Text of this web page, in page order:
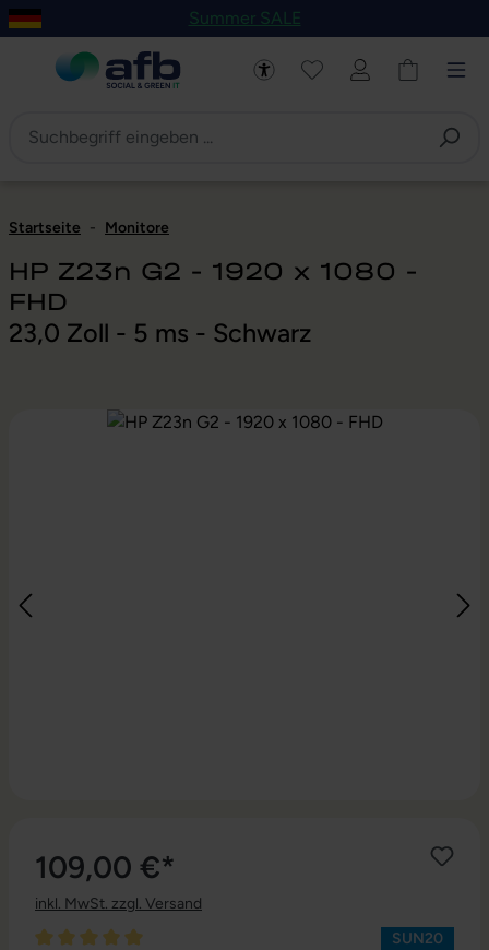
Hauptinhalt springen
Zur Navigation der B2B-Plattform springen
Summer SALE
Startseite - Monitore
HP Z23n G2 - 1920 x 1080 -
FHD
23,0 Zoll - 5 ms - Schwarz
Bildergalerie überspringen
109,00 €*
inkl. MwSt. zzgl. Versand
SUN20